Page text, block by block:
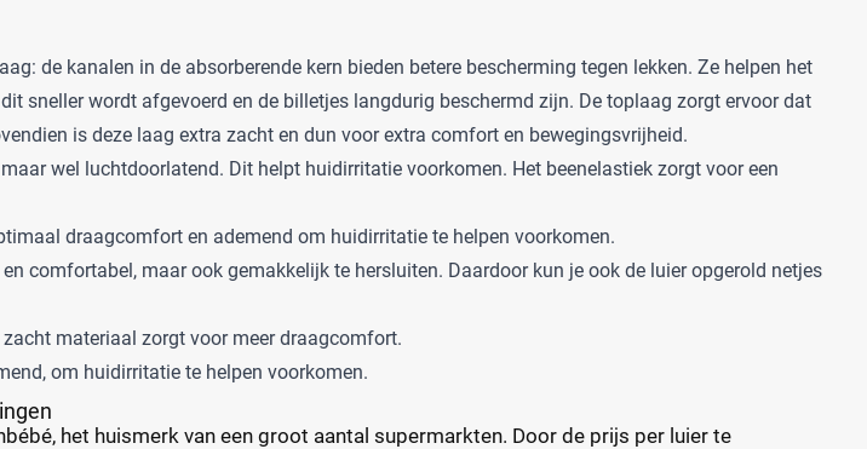
de kanalen in de absorberende kern bieden betere bescherming tegen lekken. Ze helpen het
sneller wordt afgevoerd en de billetjes langdurig beschermd zijn. De toplaag zorgt ervoor dat
is deze laag extra zacht en dun voor extra comfort en bewegingsvrijheid.
wel luchtdoorlatend. Dit helpt huidirritatie voorkomen. Het beenelastiek zorgt voor een
draagcomfort en ademend om huidirritatie te helpen voorkomen.
comfortabel, maar ook gemakkelijk te hersluiten. Daardoor kun je ook de luier opgerold netjes
materiaal zorgt voor meer draagcomfort.
om huidirritatie te helpen voorkomen.
het huismerk van een groot aantal supermarkten. Door de prijs per luier te